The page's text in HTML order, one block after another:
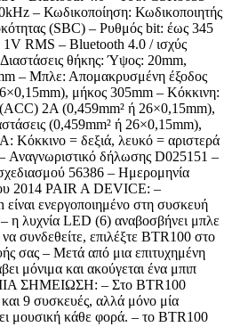
– Κωδικοποίηση: Κωδικοποιητής
(SBC) – Ρυθμός bit: έως 345
RMS – Bluetooth 4.0 / ισχύς
θήκης: Ύψος: 20mm,
– Μπλε: Απομακρυσμένη έξοδος
μήκος 305mm – Κόκκινη:
2A (0,459mm² ή 26×0,15mm),
(0,459mm² ή 26×0,15mm),
Κόκκινο = δεξιά, λευκό = αριστερά
δήλωσης D025151 –
56386 – Ημερομηνία
2014 PAIR A DEVICE: –
είναι ενεργοποιημένο στη συσκευή
η λυχνία LED (6) αναβοσβήνει μπλε
συνδεθείτε, επιλέξτε BTR100 στο
σας – Μετά από μια επιτυχημένη
μόνιμα και ακούγεται ένα μπιπ
ΣΗΜΕΙΩΣΗ: – Στο BTR100
9 συσκευές, αλλά μόνο μία
μουσική κάθε φορά. – το BTR100